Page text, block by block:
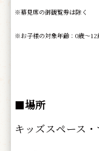
※幕見席の御観覧券は除く
※お子様の対象年齢：0歳～12
■場所
キッズスペース